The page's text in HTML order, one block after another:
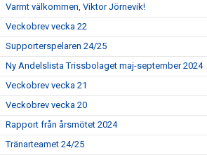
Varmt välkommen, Viktor Jörnevik!
Veckobrev vecka 22
Supporterspelaren 24/25
Ny Andelslista Trissbolaget maj-september 2024
Veckobrev vecka 21
Veckobrev vecka 20
Rapport från årsmötet 2024
Tränarteamet 24/25